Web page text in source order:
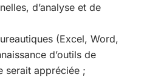
d’analyse et de
(Excel, Word,
d’outils de
serait appréciée ;